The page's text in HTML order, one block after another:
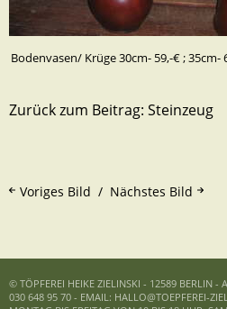
Bodenvasen/ Krüge 30cm- 59,-€ ; 35cm-
Zurück zum Beitrag: Steinzeug
Voriges Bild Nächstes Bild
© TÖPFEREI HEIKE ZIELINSKI - 12589 BERLIN -
030 648 95 70 - EMAIL: HALLO@TOEPFEREI-